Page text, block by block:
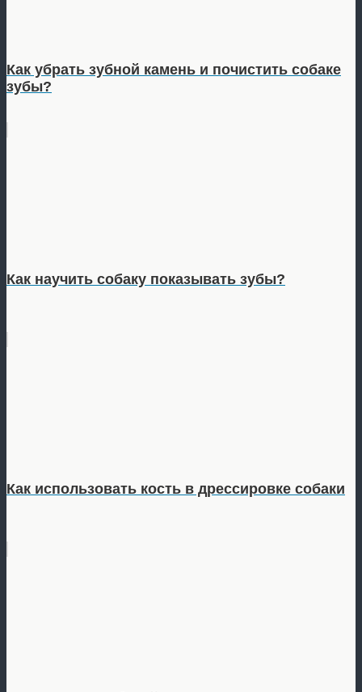
Как убрать зубной камень и почистить собаке
зубы?
Как научить собаку показывать зубы?
Как использовать кость в дрессировке собаки